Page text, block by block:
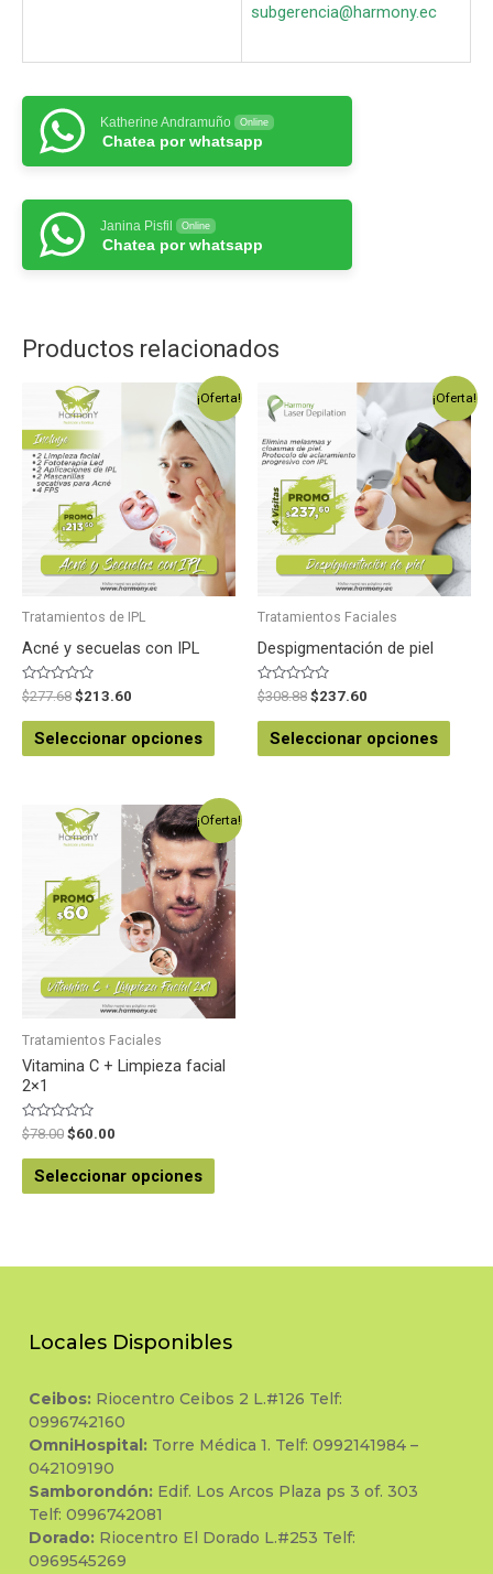
subgerencia@harmony.ec
Katherine Andramuño Online
Chatea por whatsapp
Janina Pisfil Online
Chatea por whatsapp
Productos relacionados
¡Oferta!
Tratamientos de IPL
Acné y secuelas con IPL
Valorado
en
0
de
$277.68 $213.60
Seleccionar opciones
¡Oferta!
Tratamientos Faciales
Despigmentación de piel
Valorado
en
0
de
$308.88 $237.60
Seleccionar opciones
¡Oferta!
Tratamientos Faciales
Vitamina C + Limpieza facial
2×1
Valorado
en
0
de
$78.00 $60.00
Seleccionar opciones
Locales Disponibles
Ceibos: Riocentro Ceibos 2 L.#126 Telf:
0996742160
OmniHospital: Torre Médica 1. Telf: 0992141984 –
042109190
Samborondón: Edif. Los Arcos Plaza ps 3 of. 303
Telf: 0996742081
Dorado: Riocentro El Dorado L.#253 Telf:
0969545269